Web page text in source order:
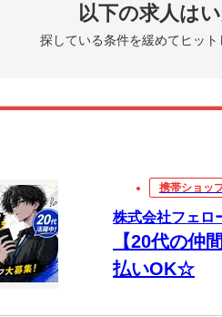
以下の求人は
探している条件を緩めてヒッ
携帯ショッ
株式会社フェロ
【20代の仲
払いOK☆